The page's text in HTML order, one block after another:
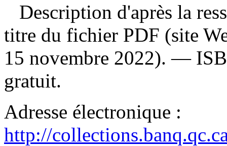
Description d'après la
titre du fichier PDF (site
15 novembre 2022). —
gratuit.
Adresse électronique :
http://